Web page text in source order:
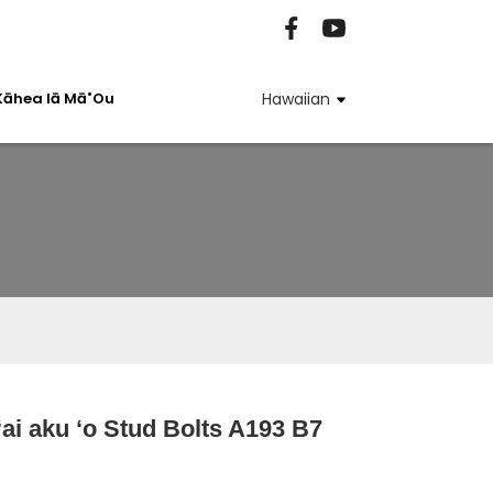
Iā Mā˚ou Hawaiian
Loading...
Loading...
aku ʻo Stud Bolts A193 B7